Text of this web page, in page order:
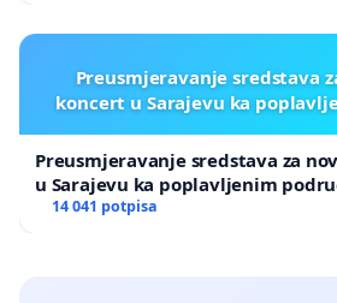
Preusmjeravanje sredstava
koncert u Sarajevu ka
Preusmjeravanje sredstava za
u Sarajevu ka poplavljenim
14 041 potpisa